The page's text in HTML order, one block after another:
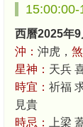
西曆2025年
沖： 沖虎，
星神： 天兵
時宜： 祈福
見貴
時忌：
上梁